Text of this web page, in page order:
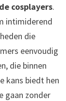
cosplayers.
intimiderend
die
eenvoudig
die binnen
kans biedt hen
gaan zonder